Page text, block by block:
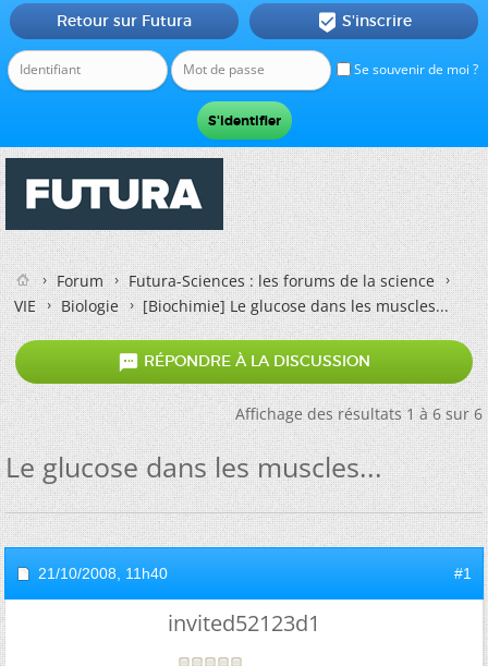
Se souvenir de moi ?
Retour sur Futura  S'inscrire
Forum
Futura-Sciences : les forums de la science
VIE
Biologie [Biochimie]Le glucose dans les muscles...
 RÉPONDRE À LA DISCUSSION
Affichage des résultats 1 à 6 sur 6
Le glucose dans les muscles...
21/10/2008, 11h40 #1
invited52123d1